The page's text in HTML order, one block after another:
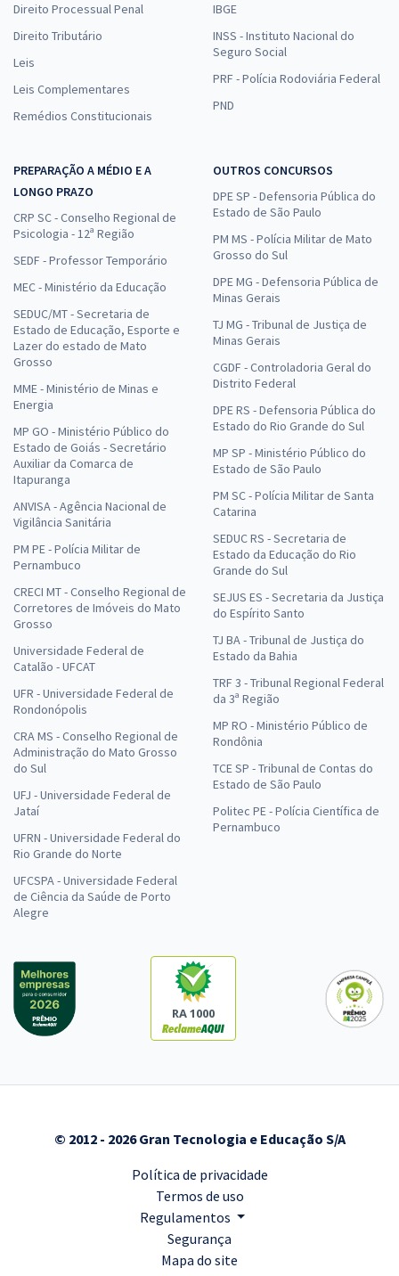
Direito Processual Penal
Direito Tributário
Leis
Leis Complementares
Remédios Constitucionais
IBGE
INSS - Instituto Nacional do
Seguro Social
PRF - Polícia Rodoviária Federal
PND
PREPARAÇÃO A MÉDIO E A
LONGO PRAZO
CRP SC - Conselho Regional de
Psicologia - 12ª Região
SEDF - Professor Temporário
MEC - Ministério da Educação
SEDUC/MT - Secretaria de
Estado de Educação, Esporte e
Lazer do estado de Mato
Grosso
MME - Ministério de Minas e
Energia
MP GO - Ministério Público do
Estado de Goiás - Secretário
Auxiliar da Comarca de
Itapuranga
ANVISA - Agência Nacional de
Vigilância Sanitária
PM PE - Polícia Militar de
Pernambuco
CRECI MT - Conselho Regional de
Corretores de Imóveis do Mato
Grosso
Universidade Federal de
Catalão - UFCAT
UFR - Universidade Federal de
Rondonópolis
CRA MS - Conselho Regional de
Administração do Mato Grosso
do Sul
UFJ - Universidade Federal de
Jataí
UFRN - Universidade Federal do
Rio Grande do Norte
UFCSPA - Universidade Federal
de Ciência da Saúde de Porto
Alegre
OUTROS CONCURSOS
DPE SP - Defensoria Pública do
Estado de São Paulo
PM MS - Polícia Militar de Mato
Grosso do Sul
DPE MG - Defensoria Pública de
Minas Gerais
TJ MG - Tribunal de Justiça de
Minas Gerais
CGDF - Controladoria Geral do
Distrito Federal
DPE RS - Defensoria Pública do
Estado do Rio Grande do Sul
MP SP - Ministério Público do
Estado de São Paulo
PM SC - Polícia Militar de Santa
Catarina
SEDUC RS - Secretaria de
Estado da Educação do Rio
Grande do Sul
SEJUS ES - Secretaria da Justiça
do Espírito Santo
TJ BA - Tribunal de Justiça do
Estado da Bahia
TRF 3 - Tribunal Regional Federal
da 3ª Região
MP RO - Ministério Público de
Rondônia
TCE SP - Tribunal de Contas do
Estado de São Paulo
Politec PE - Polícia Científica de
Pernambuco
RA 1000
© 2012 - 2026 Gran Tecnologia e Educação S/A
Política de privacidade
Termos de uso
Regulamentos
Segurança
Mapa do site